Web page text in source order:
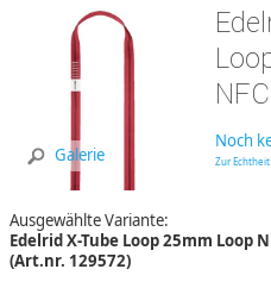
Galerie
Noch
Zur
Ausgewählte Variante:
Edelrid X-Tube Loop 25mm Loop
(Art.nr. 129572)